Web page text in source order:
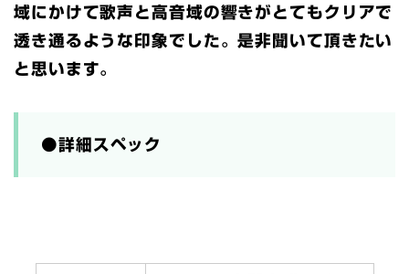
域にかけて歌声と高音域の響きがとてもクリアで
透き通るような印象でした。是非聞いて頂きたい
と思います。
●詳細スペック